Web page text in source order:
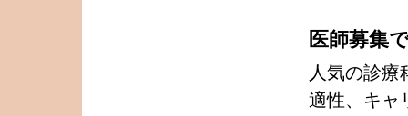
医師募集
人気の診
適性、キャ